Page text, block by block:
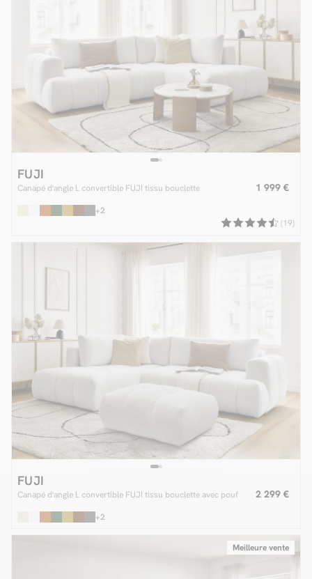
FUJI
Canapé d'angle L convertible FUJI tissu bouclette 1 999 €
+2
(19)
FUJI
Canapé d'angle L convertible FUJI tissu bouclette avec pouf 2 299 €
+2
Meilleure vente